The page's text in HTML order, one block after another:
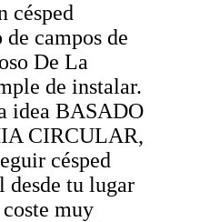
césped
campos de
De La
de instalar.
idea BASADO
CIRCULAR,
césped
desde tu lugar
muy